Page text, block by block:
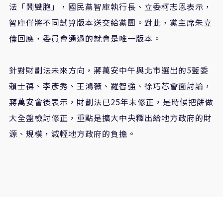
法「鬧雙胞」，國民黨智庫執行長、立委柯志恩表示，
智庫僅將不同試算版本送交給黨團。對此，黨主席朱立
倫回應，委員會通過的就會是唯一版本。
針對財劃法未來方向，蔣萬安中午與北市選出的5藍委
賴士葆、李彥秀、王鴻薇、羅智強、徐巧芯會面討論，
蔣萬安會後表示，財劃法已25年未修正，是時候把餅做
大全盤檢討修正，重點是擴大中央釋出給地方政府的財
源、規模，減輕地方政府的負擔。